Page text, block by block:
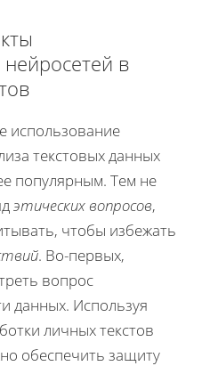
в
использование
текстовых данных
популярным. Тем не
этических вопросов,
чтобы избежать
. Во-первых,
вопрос
данных. Используя
личных текстов
обеспечить защиту